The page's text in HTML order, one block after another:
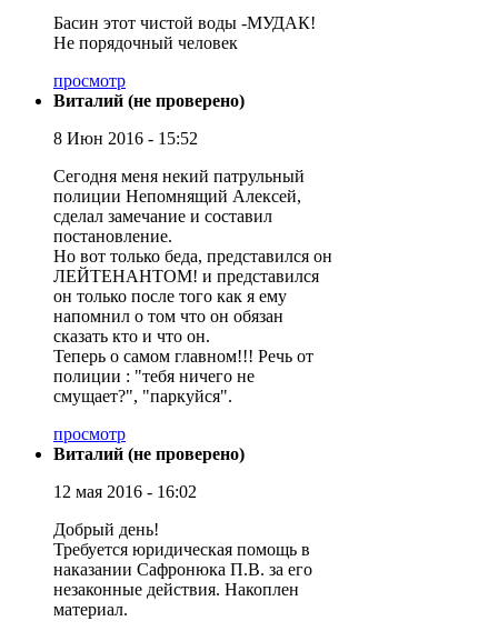
Басин этот чистой воды -МУДАК!
Не порядочный человек
просмотр
Виталий (не проверено)
8 Июн 2016 - 15:52
Сегодня меня некий патрульный
полиции Непомнящий Алексей,
сделал замечание и составил
постановление.
Но вот только беда, представился он
ЛЕЙТЕНАНТОМ! и представился
он только после того как я ему
напомнил о том что он обязан
сказать кто и что он.
Теперь о самом главном!!! Речь от
полиции : "тебя ничего не
смущает?", "паркуйся".
просмотр
Виталий (не проверено)
12 мая 2016 - 16:02
Добрый день!
Требуется юридическая помощь в
наказании Сафронюка П.В. за его
незаконные действия. Накоплен
материал.